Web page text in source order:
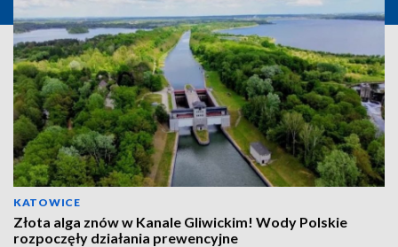
KATOWICE
Złota alga znów w Kanale Gliwickim! Wody Polskie
rozpoczęły działania prewencyjne